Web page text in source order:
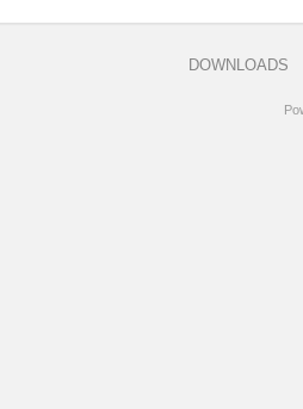
DOWNLOADS